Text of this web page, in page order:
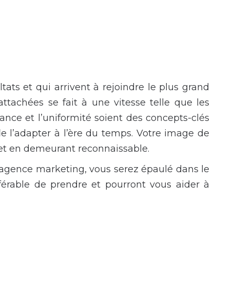
et qui arrivent à rejoindre le plus grand
se fait à une vitesse telle que les
et l’uniformité soient des concepts-clés
à l’ère du temps. Votre image de
en demeurant reconnaissable.
marketing, vous serez épaulé dans le
de prendre et pourront vous aider à